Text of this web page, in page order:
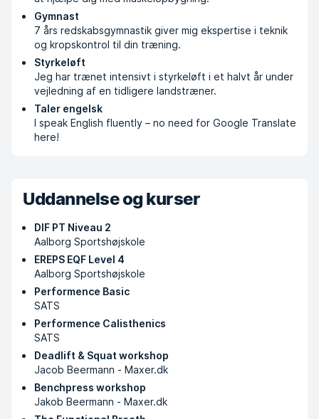
Gymnast
7 års redskabsgymnastik giver mig ekspertise i teknik
og kropskontrol til din træning.
Styrkeløft
Jeg har trænet intensivt i styrkeløft i et halvt år under
vejledning af en tidligere landstræner.
Taler engelsk
I speak English fluently – no need for Google Translate
here!
Uddannelse og kurser
DIF PT Niveau 2
Aalborg Sportshøjskole
EREPS EQF Level 4
Aalborg Sportshøjskole
Performence Basic
SATS
Performence Calisthenics
SATS
Deadlift & Squat workshop
Jacob Beermann - Maxer.dk
Benchpress workshop
Jakob Beermann - Maxer.dk